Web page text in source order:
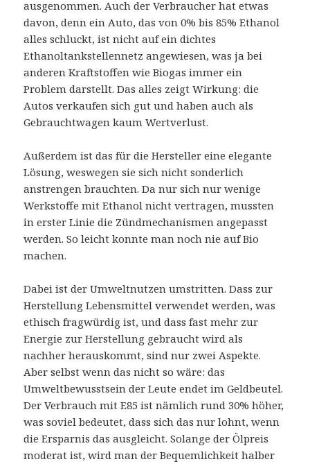
ausgenommen. Auch der Verbraucher hat etwas
davon, denn ein Auto, das von 0% bis 85% Ethanol
alles schluckt, ist nicht auf ein dichtes
Ethanoltankstellennetz angewiesen, was ja bei
anderen Kraftstoffen wie Biogas immer ein
Problem darstellt. Das alles zeigt Wirkung: die
Autos verkaufen sich gut und haben auch als
Gebrauchtwagen kaum Wertverlust.
Außerdem ist das für die Hersteller eine elegante
Lösung, weswegen sie sich nicht sonderlich
anstrengen brauchten. Da nur sich nur wenige
Werkstoffe mit Ethanol nicht vertragen, mussten
in erster Linie die Zündmechanismen angepasst
werden. So leicht konnte man noch nie auf Bio
machen.
Dabei ist der Umweltnutzen umstritten. Dass zur
Herstellung Lebensmittel verwendet werden, was
ethisch fragwürdig ist, und dass fast mehr zur
Energie zur Herstellung gebraucht wird als
nachher herauskommt, sind nur zwei Aspekte.
Aber selbst wenn das nicht so wäre: das
Umweltbewusstsein der Leute endet im Geldbeutel.
Der Verbrauch mit E85 ist nämlich rund 30% höher,
was soviel bedeutet, dass sich das nur lohnt, wenn
die Ersparnis das ausgleicht. Solange der Ölpreis
moderat ist, wird man der Bequemlichkeit halber